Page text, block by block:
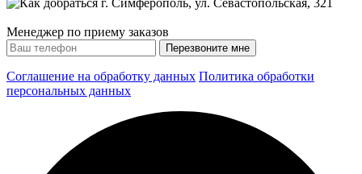
Менеджер по приему заказов
Соглашение на обработку данных Политика обработки
персональных данных